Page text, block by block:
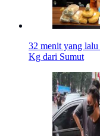
32 menit yang lalu
Kg dari Sumut